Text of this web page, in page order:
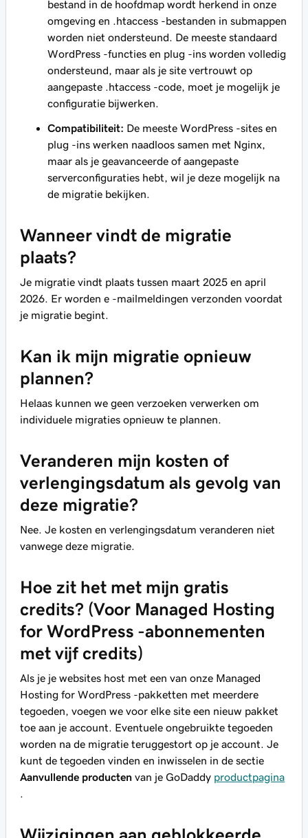
bestand in de hoofdmap wordt herkend in onze
omgeving en .htaccess -bestanden in submappen
worden niet ondersteund. De meeste standaard
WordPress -functies en plug -ins worden volledig
ondersteund, maar als je site vertrouwt op
aangepaste .htaccess -code, moet je mogelijk je
configuratie bijwerken.
Compatibiliteit: De meeste WordPress -sites en
plug -ins werken naadloos samen met Nginx,
maar als je geavanceerde of aangepaste
serverconfiguraties hebt, wil je deze mogelijk na
de migratie bekijken.
Wanneer vindt de migratie
plaats?
Je migratie vindt plaats tussen maart 2025 en april
2026. Er worden e -mailmeldingen verzonden voordat
je migratie begint.
Kan ik mijn migratie opnieuw
plannen?
Helaas kunnen we geen verzoeken verwerken om
individuele migraties opnieuw te plannen.
Veranderen mijn kosten of
verlengingsdatum als gevolg van
deze migratie?
Nee. Je kosten en verlengingsdatum veranderen niet
vanwege deze migratie.
Hoe zit het met mijn gratis
credits? (Voor Managed Hosting
for WordPress -abonnementen
met vijf credits)
Als je je websites host met een van onze Managed
Hosting for WordPress -pakketten met meerdere
tegoeden, voegen we voor elke site een nieuw pakket
toe aan je account. Eventuele ongebruikte tegoeden
worden na de migratie teruggestort op je account. Je
kunt de tegoeden vinden en inwisselen in de sectie
Aanvullende producten van je GoDaddy productpagina